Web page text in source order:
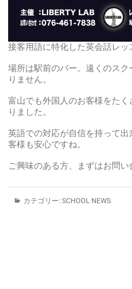
接客用語に特化した英会話レッ
場所は駅前のバー。遠くのス
りません。
富山でも外国人のお客様をた
りました。
英語での対応が自信を持って
客様も安心ですね。
ご興味のある方、まずはお問い
カテゴリー:SCHOOL NEWS